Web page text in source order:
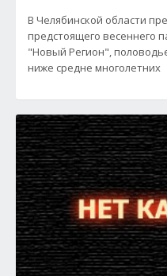
В Челябинской области
предстоящего весеннего
"Новый Регион",
ниже средне многолетних